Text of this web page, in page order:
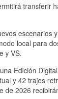
transferir
escenarios
local para
y VS.
Edición
y 42 trajes
de 2026